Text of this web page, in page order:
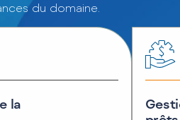
du domaine.
la